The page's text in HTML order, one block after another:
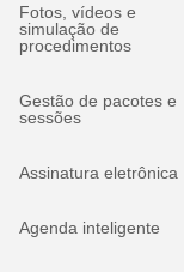
Fotos, vídeos e
simulação de
procedimentos
Gestão de pacotes e
sessões
Assinatura eletrônica
Agenda inteligente